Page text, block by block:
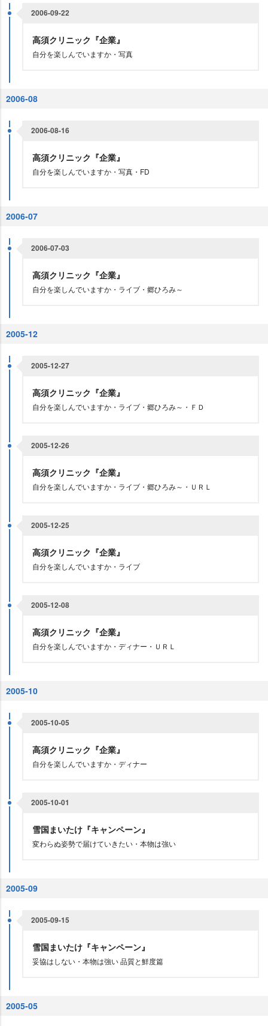
2006-09-22
高須クリニック『企業』
自分を楽しんでいますか・写真
2006-08
2006-08-16
高須クリニック『企業』
自分を楽しんでいますか・写真・FD
2006-07
2006-07-03
高須クリニック『企業』
自分を楽しんでいますか・ライブ・郷ひろみ～
2005-12
2005-12-27
高須クリニック『企業』
自分を楽しんでいますか・ライブ・郷ひろみ～・ＦＤ
2005-12-26
高須クリニック『企業』
自分を楽しんでいますか・ライブ・郷ひろみ～・ＵＲＬ
2005-12-25
高須クリニック『企業』
自分を楽しんでいますか・ライブ
2005-12-08
高須クリニック『企業』
自分を楽しんでいますか・ディナー・ＵＲＬ
2005-10
2005-10-05
高須クリニック『企業』
自分を楽しんでいますか・ディナー
2005-10-01
雪国まいたけ『キャンペーン』
変わらぬ姿勢で届けていきたい・本物は強い
2005-09
2005-09-15
雪国まいたけ『キャンペーン』
妥協はしない・本物は強い 品質と鮮度篇
2005-05